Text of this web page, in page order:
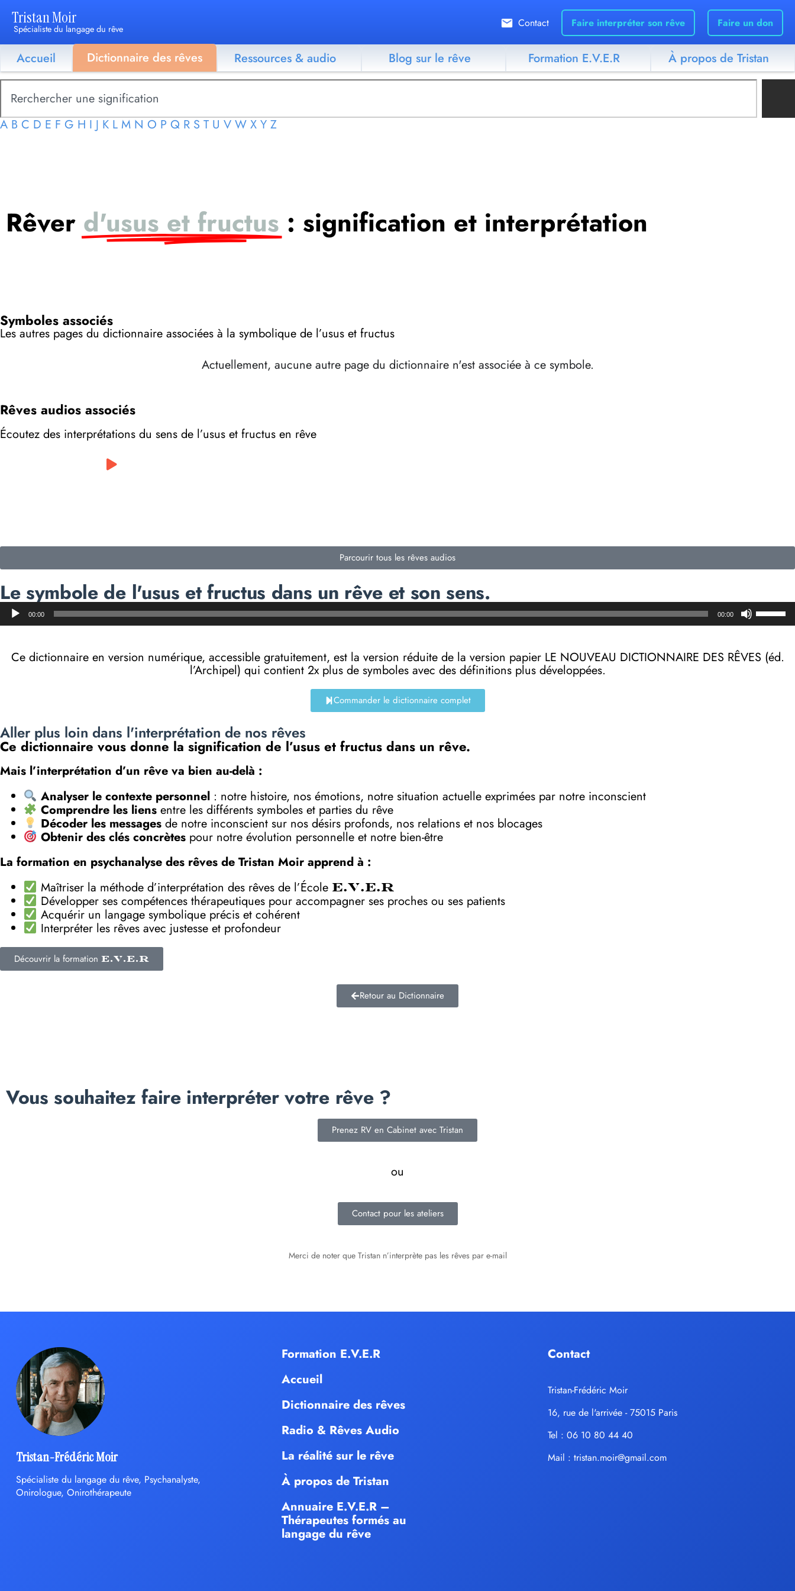
Tristan Moir
Spécialiste du langage du rêve Contact Faire interpréter son rêve Faire un don
Accueil Dictionnaire des rêves Ressources & audio Blog sur le rêve Formation E.V.E.R À propos de Tristan
A B C D E F G H I J K L M N O P Q R S T U V W X Y Z
Rêver d'usus et fructus : signification et interprétation
Symboles associés
Les autres pages du dictionnaire associées à la symbolique de l’usus et fructus
Actuellement, aucune autre page du dictionnaire n'est associée à ce symbole.
Rêves audios associés
Écoutez des interprétations du sens de l’usus et fructus en rêve
Parcourir tous les rêves audios
Le symbole de l'usus et fructus dans un rêve et son sens.
Lecteur
audio00:00 00:00
haut/
pour
Ce dictionnaire en version numérique, accessible gratuitement, est la version réduite de la version papier LE NOUVEAU DICTIONNAIRE DES RÊVES (éd.
l’Archipel) qui contient 2x plus de symboles avec des définitions plus développées.
Commander le dictionnaire complet
Aller plus loin dans l'interprétation de nos rêves
Ce dictionnaire vous donne la signification de l’usus et fructus dans un rêve.
Mais l’interprétation d’un rêve va bien au-delà :
Analyser le contexte personnel: notre histoire, nos émotions, notre situation actuelle exprimées par notre inconscient
Comprendre les liensentre les différents symboles et parties du rêve
Décoder les messagesde notre inconscient sur nos désirs profonds, nos relations et nos blocages
Obtenir des clés concrètespour notre évolution personnelle et notre bien-être
La formation en psychanalyse des rêves de Tristan Moir apprend à :
Maîtriser la méthode d’interprétation des rêves de l’École E.V.E.R
Développer ses compétences thérapeutiques pour accompagner ses proches ou ses patients
Acquérir un langage symbolique précis et cohérent
Interpréter les rêves avec justesse et profondeur
Découvrir la formation E.V.E.R
Retour au Dictionnaire
Vous souhaitez faire interpréter votre rêve ?
Prenez RV en Cabinet avec Tristan
ou
Contact pour les ateliers
Merci de noter que Tristan n’interprète pas les rêves par e-mail
Tristan-Frédéric Moir
Spécialiste du langage du rêve, Psychanalyste,
Onirologue, Onirothérapeute
Formation E.V.E.R
Accueil
Dictionnaire des rêves
Radio & Rêves Audio
La réalité sur le rêve
À propos de Tristan
Annuaire E.V.E.R –
Thérapeutes formés au
langage du rêve
Contact
Tristan-Frédéric Moir
16, rue de l'arrivée - 75015 Paris
Tel : 06 10 80 44 40
Mail :tristan.moir@gmail.com